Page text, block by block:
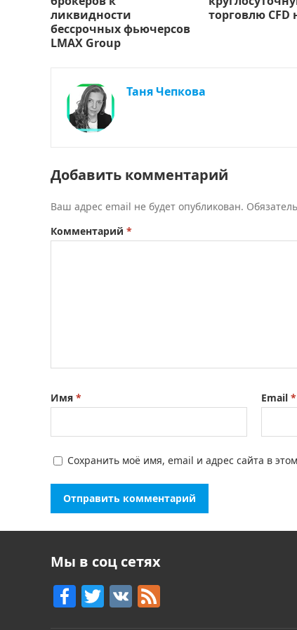
ликвидности
бессрочных фьючерсов
LMAX Group
торговлю CFD
Таня Чепкова
Добавить комментарий
Ваш адрес email не будет опубликован.
Комментарий *
Имя * Email *
Сохранить моё имя, email и адрес сайта в
Мы в соц сетях
F T V